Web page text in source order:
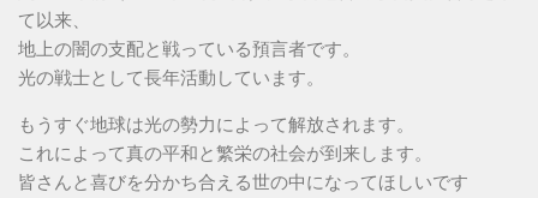
て以来、
地上の闇の支配と戦っている預言者です。
光の戦士として長年活動しています。
もうすぐ地球は光の勢力によって解放されます。
これによって真の平和と繁栄の社会が到来します。
皆さんと喜びを分かち合える世の中になってほしいです